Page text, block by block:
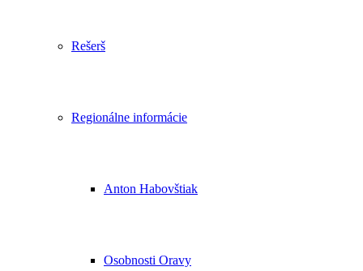
Rešerš
Regionálne informácie
Anton Habovštiak
Osobnosti Oravy